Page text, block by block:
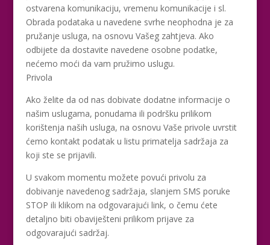
ostvarena komunikaciju, vremenu komunikacije i sl.
Obrada podataka u navedene svrhe neophodna je za
pružanje usluga, na osnovu Vašeg zahtjeva. Ako
odbijete da dostavite navedene osobne podatke,
nećemo moći da vam pružimo uslugu.
Privola
Ako želite da od nas dobivate dodatne informacije o
našim uslugama, ponudama ili podršku prilikom
korištenja naših usluga, na osnovu Vaše privole uvrstit
ćemo kontakt podatak u listu primatelja sadržaja za
koji ste se prijavili.
U svakom momentu možete povući privolu za
dobivanje navedenog sadržaja, slanjem SMS poruke
STOP ili klikom na odgovarajući link, o čemu ćete
detaljno biti obaviješteni prilikom prijave za
odgovarajući sadržaj.